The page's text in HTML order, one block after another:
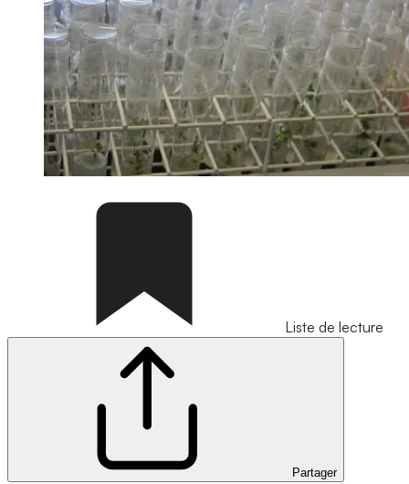
Liste de lecture
Partager